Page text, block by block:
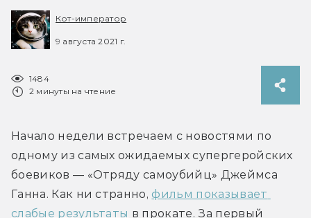
Кот-император
9 августа 2021 г.
1484
2 минуты на чтение
Начало недели встречаем с новостями по
одному из самых ожидаемых супергеройских
боевиков — «Отряду самоубийц» Джеймса
Ганна. Как ни странно, фильм показывает
слабые результаты в прокате. За первый